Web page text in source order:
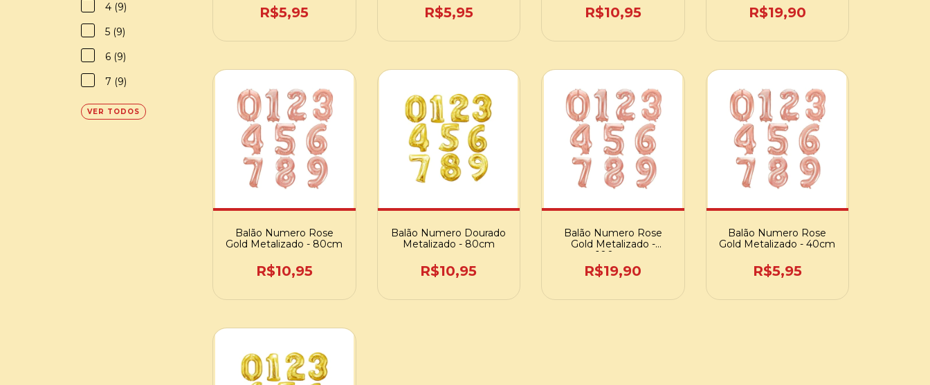
4 (9)
5 (9)
6 (9)
7 (9)
VER TODOS
R$5,95 R$5,95 R$10,95 R$19,90
Balão Numero Rose
Gold Metalizado - 80cm
R$10,95
Balão Numero Dourado
Metalizado - 80cm
R$10,95
Balão Numero Rose
Gold Metalizado -
100cm
R$19,90
Balão Numero Rose
Gold Metalizado - 40cm
R$5,95